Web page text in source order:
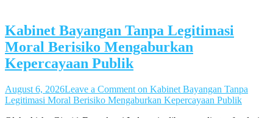
Kabinet Bayangan Tanpa Legitimasi
Moral Berisiko Mengaburkan
Kepercayaan Publik
August 6, 2026Leave a Comment on Kabinet Bayangan Tanpa
Legitimasi Moral Berisiko Mengaburkan Kepercayaan Publik